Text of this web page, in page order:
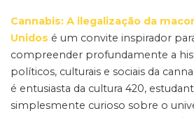
Cannabis: A ilegalização da
Unidos é um convite inspirador
compreender profundamente a
políticos, culturais e sociais da
é entusiasta da cultura 420,
simplesmente curioso sobre o